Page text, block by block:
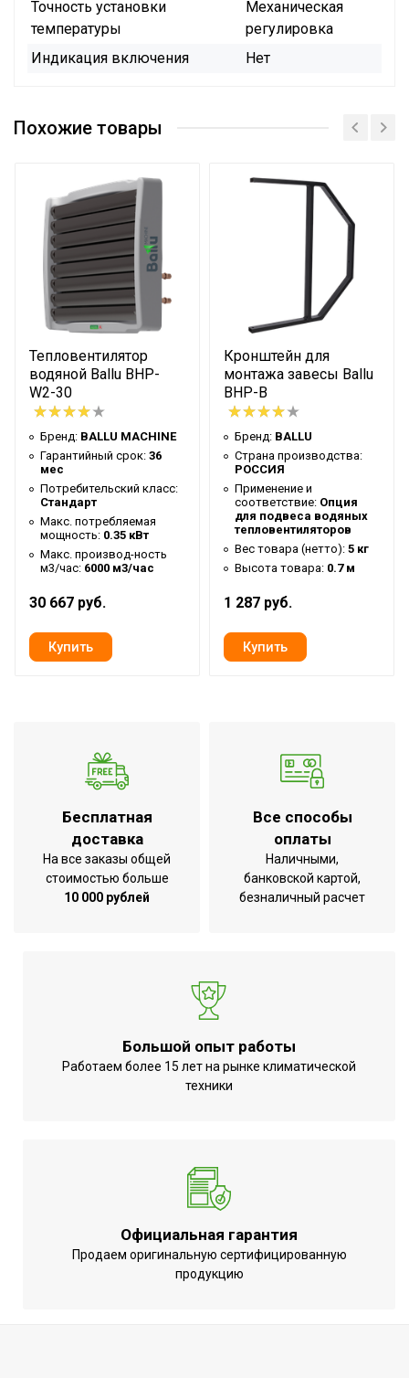
Точность установки
температуры
Механическая
регулировка
Индикация включения
Нет
Похожие товары
Тепловентилятор
водяной Ballu BHP-
W2-30
Бренд: BALLU MACHINE
Гарантийный срок: 36
мес
Потребительский класс:
Стандарт
Макс. потребляемая
мощность: 0.35 кВт
Макс. производ-ность
м3/час: 6000 м3/час
30 667 руб.
Кронштейн для
монтажа завесы Ballu
BHP-B
Бренд: BALLU
Страна производства:
РОССИЯ
Применение и
соответствие: Опция
для подвеса водяных
тепловентиляторов
Вес товара (нетто): 5 кг
Высота товара: 0.7 м
1 287 руб.
Бесплатная
доставка
На все заказы общей
стоимостью больше
10 000 рублей
Все способы
оплаты
Наличными,
банковской картой,
безналичный расчет
Большой опыт работы
Работаем более 15 лет на рынке климатической
техники
Официальная гарантия
Продаем оригинальную сертифицированную
продукцию